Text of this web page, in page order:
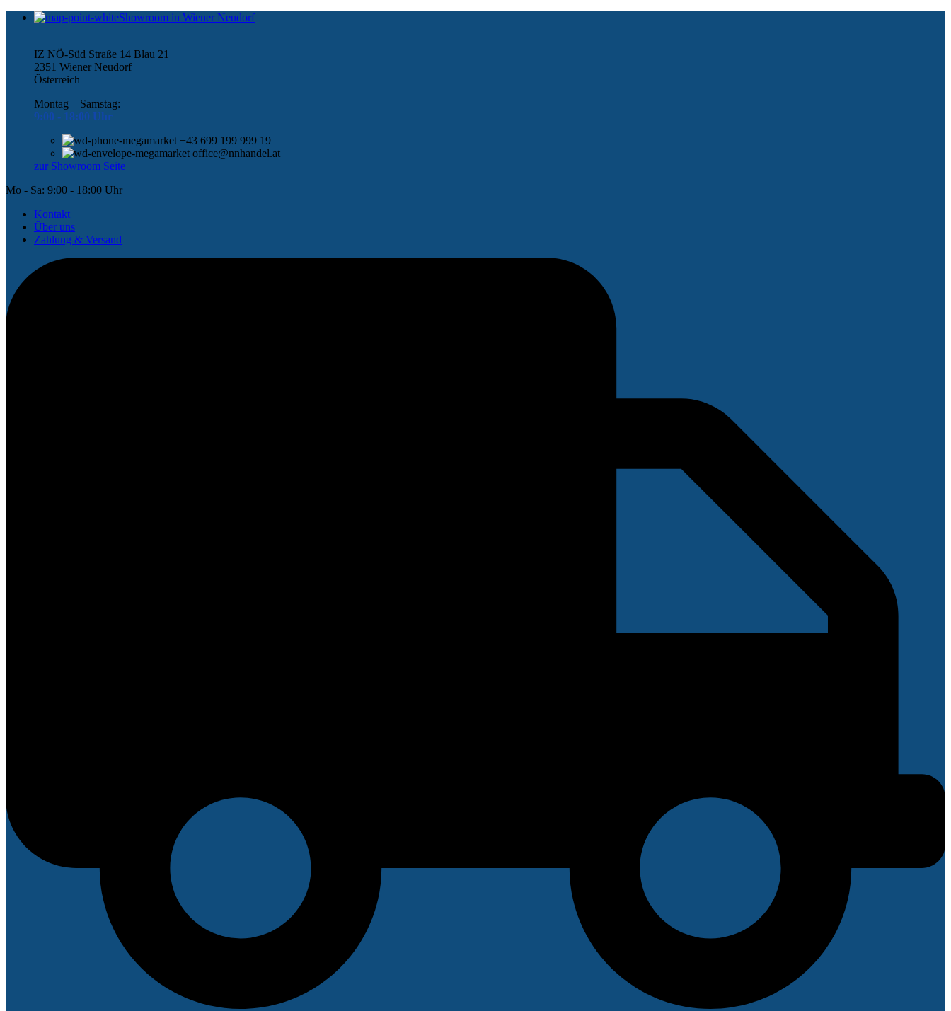
Showroom in Wiener Neudorf
IZ NÖ-Süd Straße 14 Blau 21
2351 Wiener Neudorf
Österreich
Montag – Samstag:
9:00 - 18:00 Uhr
+43 699 199 999 19
office@nnhandel.at
zur Showroom Seite
Mo - Sa: 9:00 - 18:00 Uhr
Kontakt
Über uns
Zahlung & Versand